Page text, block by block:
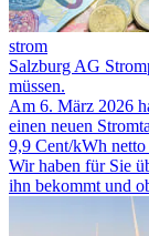
strom
Salzburg AG
müssen.
Am 6. März 2026
einen neuen
9,9 Cent/kWh
Wir haben für Sie
ihn bekommt und